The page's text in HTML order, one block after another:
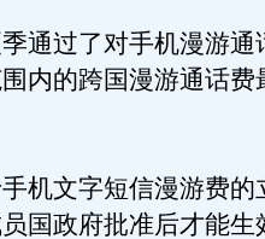
过了对手机漫游通
内的跨国漫游通话费
文字短信漫游费的
国政府批准后才能生